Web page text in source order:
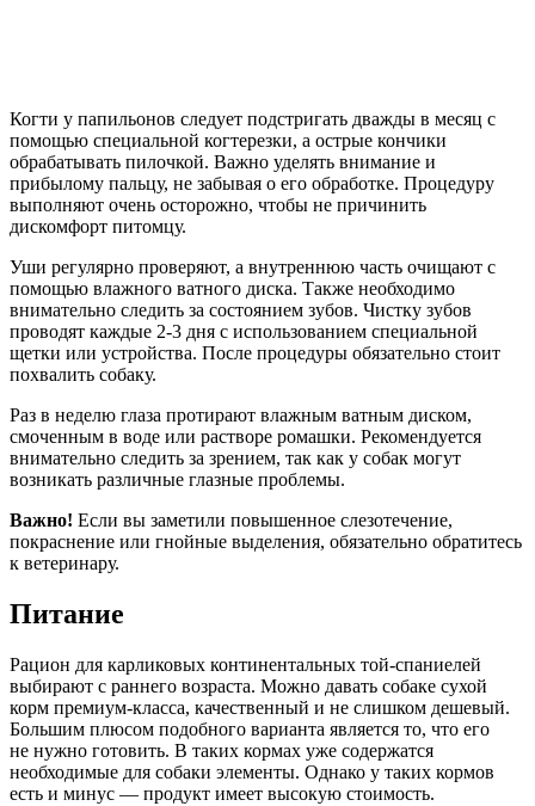
Когти у папильонов следует подстригать дважды в месяц с
помощью специальной когтерезки, а острые кончики
обрабатывать пилочкой. Важно уделять внимание и
прибылому пальцу, не забывая о его обработке. Процедуру
выполняют очень осторожно, чтобы не причинить
дискомфорт питомцу.
Уши регулярно проверяют, а внутреннюю часть очищают с
помощью влажного ватного диска. Также необходимо
внимательно следить за состоянием зубов. Чистку зубов
проводят каждые 2-3 дня с использованием специальной
щетки или устройства. После процедуры обязательно стоит
похвалить собаку.
Раз в неделю глаза протирают влажным ватным диском,
смоченным в воде или растворе ромашки. Рекомендуется
внимательно следить за зрением, так как у собак могут
возникать различные глазные проблемы.
Важно! Если вы заметили повышенное слезотечение,
покраснение или гнойные выделения, обязательно обратитесь
к ветеринару.
Питание
Рацион для карликовых континентальных той-спаниелей
выбирают с раннего возраста. Можно давать собаке сухой
корм премиум-класса, качественный и не слишком дешевый.
Большим плюсом подобного варианта является то, что его
не нужно готовить. В таких кормах уже содержатся
необходимые для собаки элементы. Однако у таких кормов
есть и минус — продукт имеет высокую стоимость.